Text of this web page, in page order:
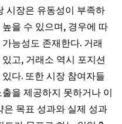
시장은 유동성이 부족하
을 수 있으며, 경우에 따
능성도 존재한다. 거래
고, 거래소 역시 포지션
다. 또한 시장 참여자들
을 제공하지 못하거나 이
은 목표 성과와 실제 성과